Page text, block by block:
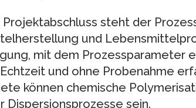
steht der
und
mit dem Prozessparameter
und ohne Probenahme
können chemische
Dispersionsprozesse sein.